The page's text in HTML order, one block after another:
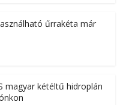
űrrakéta már
magyar kétéltű hidroplán